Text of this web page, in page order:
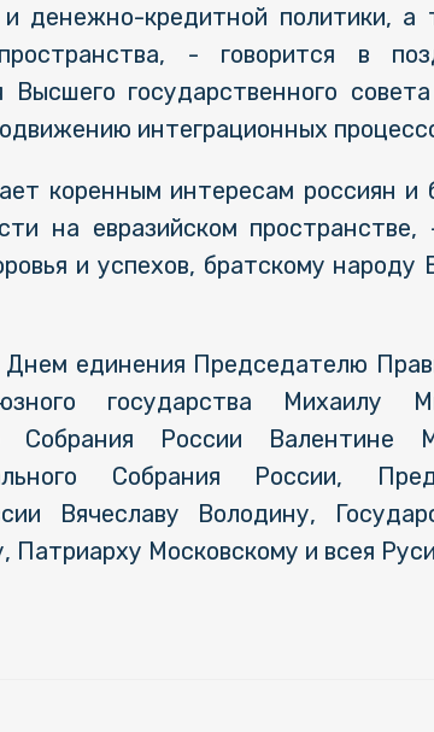
денежно-кредитной политики, а
- говорится в
государственного
интеграционных
коренным интересам россиян и
на евразийском
и успехов, братскому народу
единения Председателю
государства Михаилу
России Валентине
Собрания России,
Вячеславу Володину,
Московскому и всея